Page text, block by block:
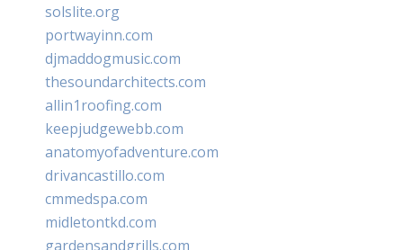
solslite.org
portwayinn.com
djmaddogmusic.com
thesoundarchitects.com
allin1roofing.com
keepjudgewebb.com
anatomyofadventure.com
drivancastillo.com
cmmedspa.com
midletontkd.com
gardensandgrills.com